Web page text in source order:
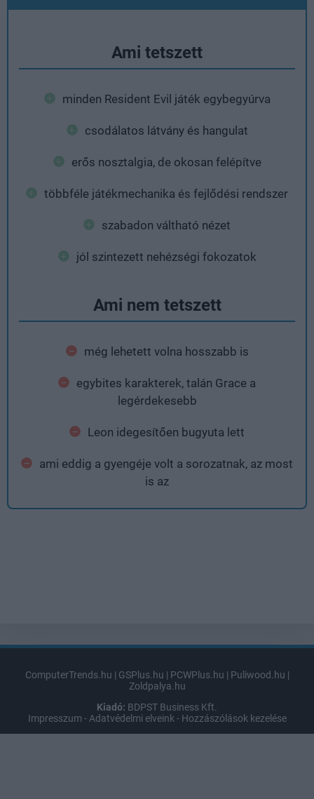
Ami tetszett
minden Resident Evil játék egybegyúrva
csodálatos látvány és hangulat
erős nosztalgia, de okosan felépítve
többféle játékmechanika és fejlődési rendszer
szabadon váltható nézet
jól szintezett nehézségi fokozatok
Ami nem tetszett
még lehetett volna hosszabb is
egybites karakterek, talán Grace a
legérdekesebb
Leon idegesítően bugyuta lett
ami eddig a gyengéje volt a sorozatnak, az most
is az
ComputerTrends.hu | GSPlus.hu | PCWPlus.hu | Puliwood.hu |
Zoldpalya.hu
Kiadó: BDPST Business Kft.
Impresszum - Adatvédelmi elveink - Hozzászólások kezelése